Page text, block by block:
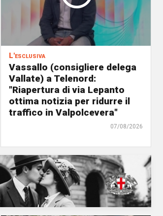
L'esclusiva
Vassallo (consigliere delega
Vallate) a Telenord:
"Riapertura di via Lepanto
ottima notizia per ridurre il
traffico in Valpolcevera"
07/08/2026